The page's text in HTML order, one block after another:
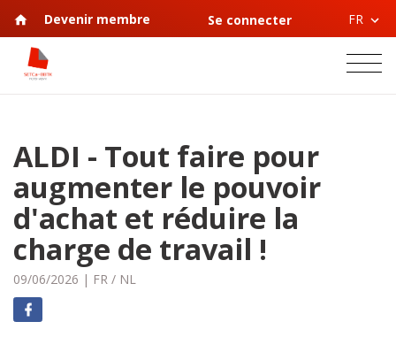
Devenir membre Se connecter FR
ALDI - Tout faire pour
augmenter le pouvoir
d'achat et réduire la
charge de travail !
09/06/2026 | FR / NL